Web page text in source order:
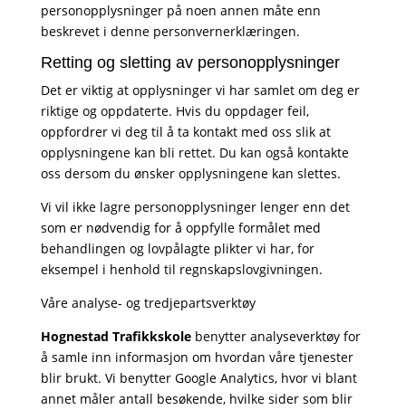
personopplysninger på noen annen måte enn
beskrevet i denne personvernerklæringen.
Retting og sletting av personopplysninger
Det er viktig at opplysninger vi har samlet om deg er
riktige og oppdaterte. Hvis du oppdager feil,
oppfordrer vi deg til å ta kontakt med oss slik at
opplysningene kan bli rettet. Du kan også kontakte
oss dersom du ønsker opplysningene kan slettes.
Vi vil ikke lagre personopplysninger lenger enn det
som er nødvendig for å oppfylle formålet med
behandlingen og lovpålagte plikter vi har, for
eksempel i henhold til regnskapslovgivningen.
Våre analyse- og tredjepartsverktøy
Hognestad Trafikkskolebenytter analyseverktøy for
å samle inn informasjon om hvordan våre tjenester
blir brukt. Vi benytter Google Analytics, hvor vi blant
annet måler antall besøkende, hvilke sider som blir